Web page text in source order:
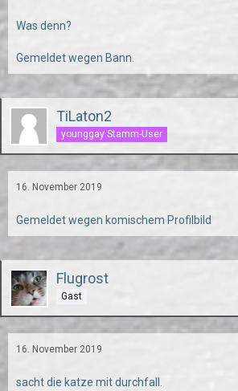
Was denn?
Gemeldet wegen Bann.
TiLaton2
younggay Stamm-User
16. November 2019
Gemeldet wegen komischem Profilbild
Flugrost
Gast
16. November 2019
sacht die katze mit durchfall.